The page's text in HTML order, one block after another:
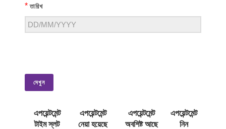
* তারিখ
দেখুন
এপয়েন্টমেন্ট
টাইম স্লট
এপয়েন্টমেন্ট
নেয়া হয়েছে
এপয়েন্টমেন্ট
অবশিষ্ট আছে
এপয়েন্টমেন্ট
নিন